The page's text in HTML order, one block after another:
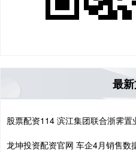
最
股票配资114 滨江集团联合浙霁
龙坤投资配资官网 车企4月销售数